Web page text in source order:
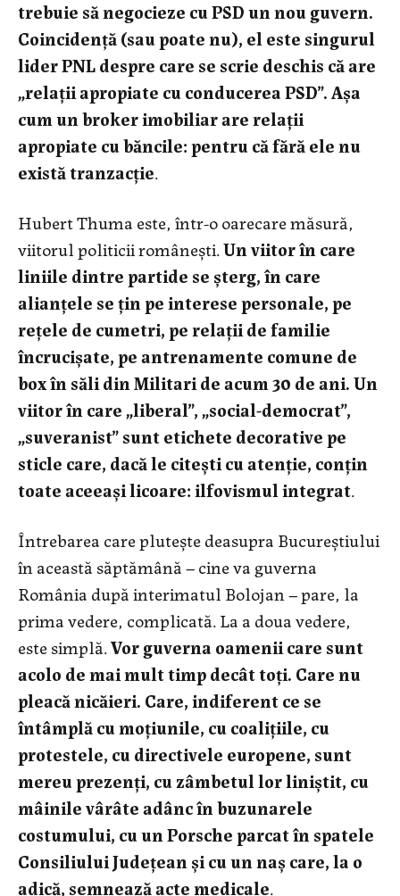
trebuie să negocieze cu PSD un nou guvern.
Coincidență (sau poate nu), el este singurul
lider PNL despre care se scrie deschis că are
„relații apropiate cu conducerea PSD”. Așa
cum un broker imobiliar are relații
apropiate cu băncile: pentru că fără ele nu
există tranzacție.
Hubert Thuma este, într-o oarecare măsură,
viitorul politicii românești.Un viitor în care
liniile dintre partide se șterg, în care
alianțele se țin pe interese personale, pe
rețele de cumetri, pe relații de familie
încrucișate, pe antrenamente comune de
box în săli din Militari de acum 30 de ani. Un
viitor în care „liberal”, „social-democrat”,
„suveranist” sunt etichete decorative pe
sticle care, dacă le citești cu atenție, conțin
toate aceeași licoare: ilfovismul integrat.
Întrebarea care plutește deasupra Bucureștiului
în această săptămână – cine va guverna
România după interimatul Bolojan – pare, la
prima vedere, complicată. La a doua vedere,
este simplă.Vor guverna oamenii care sunt
acolo de mai mult timp decât toți. Care nu
pleacă nicăieri. Care, indiferent ce se
întâmplă cu moțiunile, cu coalițiile, cu
protestele, cu directivele europene, sunt
mereu prezenți, cu zâmbetul lor liniștit, cu
mâinile vârâte adânc în buzunarele
costumului, cu un Porsche parcat în spatele
Consiliului Județean și cu un naș care, la o
adică, semnează acte medicale.